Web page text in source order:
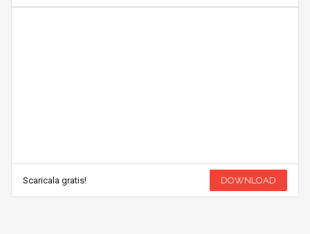
Scaricala gratis! DOWNLOAD